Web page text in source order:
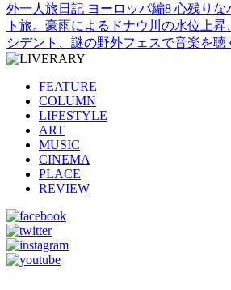
外一人旅日記 ヨーロッパ編8 心残りな
ト旅。豪雨によるドナウ川の水位上
シデント、謎の野外フェスで音楽を聴
FEATURE
COLUMN
LIFESTYLE
ART
MUSIC
CINEMA
PLACE
REVIEW